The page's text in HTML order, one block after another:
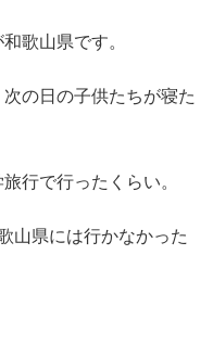
歌山県です。
の日の子供たちが寝た
行で行ったくらい。
山県には行かなかった